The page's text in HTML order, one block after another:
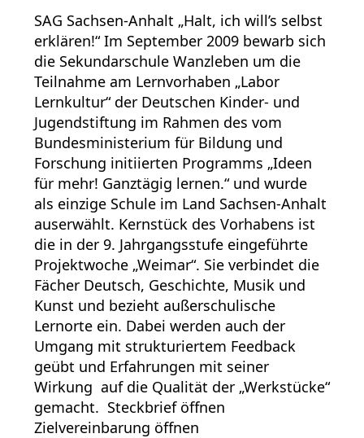
SAG Sachsen-Anhalt „Halt, ich will’s selbst
erklären!“ Im September 2009 bewarb sich
die Sekundarschule Wanzleben um die
Teilnahme am Lernvorhaben „Labor
Lernkultur“ der Deutschen Kinder- und
Jugendstiftung im Rahmen des vom
Bundesministerium für Bildung und
Forschung initiierten Programms „Ideen
für mehr! Ganztägig lernen.“ und wurde
als einzige Schule im Land Sachsen-Anhalt
auserwählt. Kernstück des Vorhabens ist
die in der 9. Jahrgangsstufe eingeführte
Projektwoche „Weimar“. Sie verbindet die
Fächer Deutsch, Geschichte, Musik und
Kunst und bezieht außerschulische
Lernorte ein. Dabei werden auch der
Umgang mit strukturiertem Feedback
geübt und Erfahrungen mit seiner
Wirkung auf die Qualität der „Werkstücke“
gemacht. Steckbrief öffnen
Zielvereinbarung öffnen